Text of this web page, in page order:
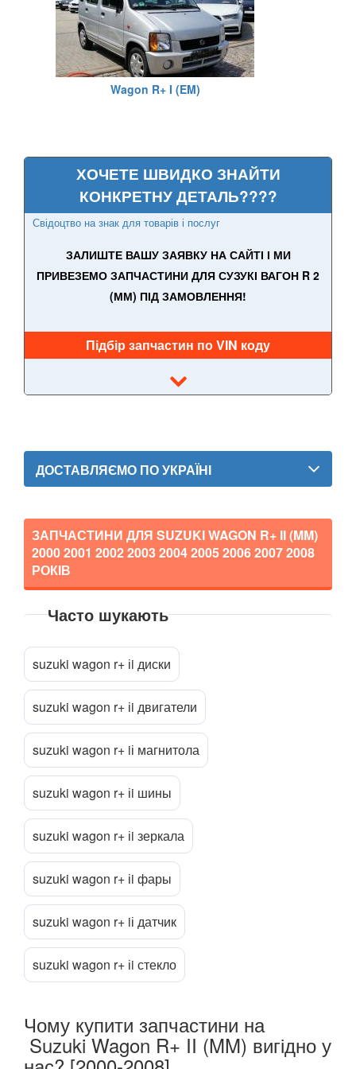
PEUGEOT
PORSCHE
SKODA
SMART
SUZUKI keyboard_arrow_down
Alto V
Ignis III
SX4 I (GY)
SX4 II
SX4 S-Cross
Vitara IV (LY)
Wagon R+ I (EM)
Wagon R+ II (MM)
XL-7 I
Splash
TESLA
TOYOTA
VOLKSWAGEN
VOLVO
В наявності!
Wagon R+ I (EM)
ХОЧЕТЕ ШВИДКО ЗНАЙТИ
КОНКРЕТНУ ДЕТАЛЬ????
Свідоцтво на знак для товарів і послуг
ЗАЛИШТЕ ВАШУ ЗАЯВКУ НА САЙТІ І МИ
ПРИВЕЗЕМО ЗАПЧАСТИНИ ДЛЯ СУЗУКІ ВАГОН R 2
(ММ) ПІД ЗАМОВЛЕННЯ!
Підбір запчастин по VIN коду
Прикріпити файл
ДОСТАВЛЯЄМО ПО УКРАЇНІ
ЗАПЧАСТИНИ ДЛЯ SUZUKI WAGON R+ II (MM)
2000 2001 2002 2003 2004 2005 2006 2007 2008
РОКІВ
Часто шукають
suzuki wagon r+ іi диски
suzuki wagon r+ іi двигатели
suzuki wagon r+ iі магнитола
suzuki wagon r+ іi шины
suzuki wagon r+ іi зеркала
suzuki wagon r+ іi фары
suzuki wagon r+ iі датчик
suzuki wagon r+ іi стекло
Чому купити запчастини на
Suzuki Wagon R+ II (MM) вигідно у